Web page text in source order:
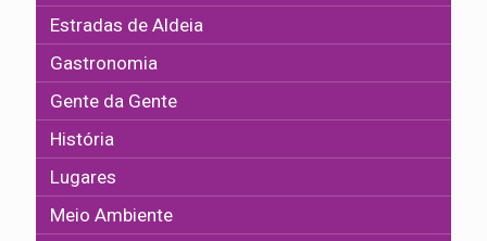
Estradas de Aldeia
Gastronomia
Gente da Gente
História
Lugares
Meio Ambiente